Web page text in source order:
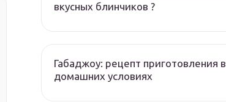
вкусных блинчиков ?
Габаджоу: рецепт приготовления в
домашних условиях